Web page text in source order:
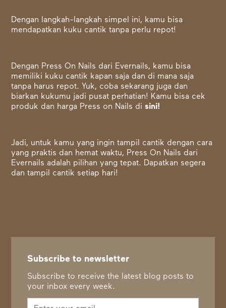
Dengan langkah-langkah simpel ini, kamu bisa
mendapatkan kuku cantik tanpa perlu repot!
Dengan Press On Nails dari Evernails, kamu bisa
memiliki kuku cantik kapan saja dan di mana saja
tanpa harus repot. Yuk, coba sekarang juga dan
biarkan kukumu jadi pusat perhatian! Kamu bisa cek
produk dan harga Press on Nails disini!
Jadi, untuk kamu yang ingin tampil cantik dengan cara
yang praktis dan hemat waktu, Press On Nails dari
Evernails adalah pilihan yang tepat. Dapatkan segera
dan tampil cantik setiap hari!
Subscribe to newsletter
Subscribe to receive the latest blog posts to
your inbox every week.